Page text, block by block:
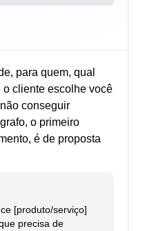
para quem, qual
cliente escolhe você
conseguir
o primeiro
é de proposta
[produto/serviço]
precisa de